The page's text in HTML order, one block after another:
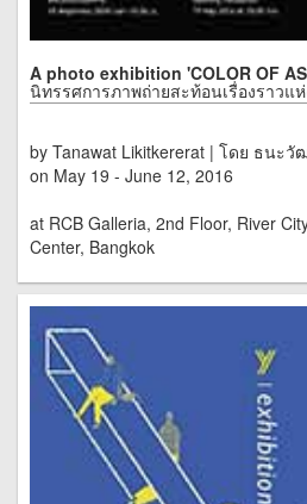
A photo exhibition 'COLOR OF
นิทรรศการภาพถ่ายสะท้อนเรื่องราวแ
by Tanawat Likitkererat | โดย ธนะ
on May 19 - June 12, 2016
at RCB Galleria, 2nd Floor, River
Center, Bangkok